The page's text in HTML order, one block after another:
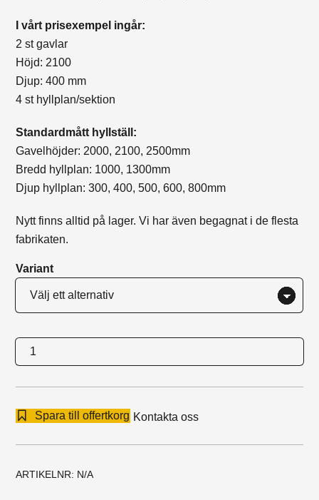
I vårt prisexempel ingår:
2 st gavlar
Höjd: 2100
Djup: 400 mm
4 st hyllplan/sektion
Standardmått hyllställ:
Gavelhöjder: 2000, 2100, 2500mm
Bredd hyllplan: 1000, 1300mm
Djup hyllplan: 300, 400, 500, 600, 800mm
Nytt finns alltid på lager. Vi har även begagnat i de flesta
fabrikaten.
Variant
Startsektion
Beg.
Spara till offertkorg Kontakta oss
ARTIKELNR: N/A